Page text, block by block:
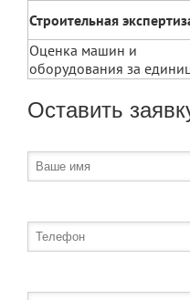
Строительная
Оценка машин и
оборудования за
Оставить